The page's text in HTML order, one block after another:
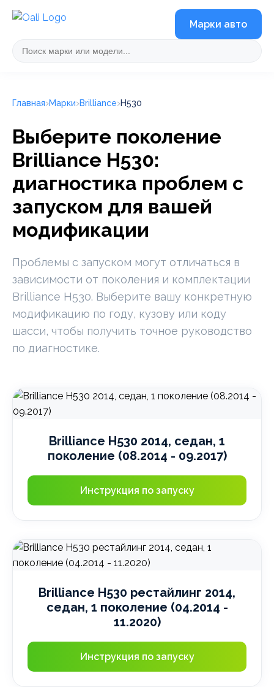
Марки авто
Главная Марки Brilliance H530
Выберите поколение
Brilliance H530:
диагностика проблем с
запуском для вашей
модификации
Проблемы с запуском могут отличаться в
зависимости от поколения и комплектации
Brilliance H530. Выберите вашу конкретную
модификацию по году, кузову или коду
шасси, чтобы получить точное руководство
по диагностике.
Brilliance H530 2014, седан, 1
поколение (08.2014 - 09.2017)
Инструкция по запуску
Brilliance H530 рестайлинг 2014,
седан, 1 поколение (04.2014 -
11.2020)
Инструкция по запуску